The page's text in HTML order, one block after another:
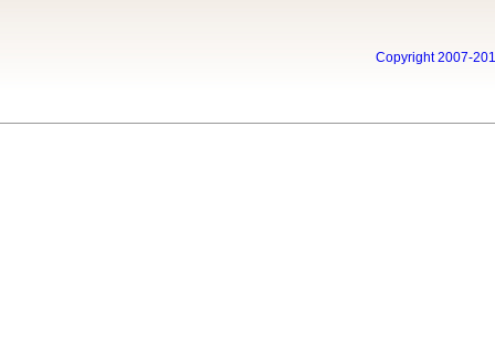
Copyright 2007-